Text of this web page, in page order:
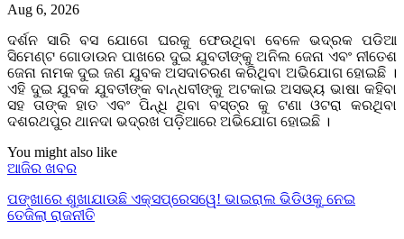
Aug 6, 2026
ଦର୍ଶନ ସାରି ବସ ଯୋଗେ ଘରକୁ ଫେଉଥିବା ବେଳେ ଭଦ୍ରକ ପଡିଆ
ସିମେଣ୍ଟ ଗୋଡାଉନ ପାଖରେ ଦୁଇ ଯୁବତୀଙ୍କୁ ଅନିଲ ଜେନା ଏବଂ ନୀତେଶ
ଜେନା ନାମକ ଦୁଇ ଜଣ ଯୁବକ ଅସଦାଚରଣ କରିଥିବା ଅଭିଯୋଗ ହୋଇଛି ।
ଏହି ଦୁଇ ଯୁବକ ଯୁବତୀଙ୍କ ବାନ୍ଧବୀଙ୍କୁ ଅଟକାଇ ଅସଭ୍ୟ ଭାଷା କହିବା
ସହ ତାଙ୍କ ହାତ ଏବଂ ପିନ୍ଧି ଥିବା ବସ୍ତ୍ର କୁ ଟଣା ଓଟରା କରଥିବା
ଦଶରଥପୁର ଥାନଦା ଭଦ୍ରଖ ପଡ଼ିଆରେ ଅଭିଯୋଗ ହୋଇଛି ।
You might also like
ଆଜିର ଖବର
ପଙ୍ଖାରେ ଶୁଖାଯାଉଛି ଏକ୍ସପ୍ରେସୱେ! ଭାଇରାଲ ଭିଡିଓକୁ ନେଇ
ତେଜିଲା ରାଜନୀତି